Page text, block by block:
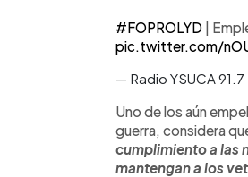
#FOPROLYD |
pic.twitter.com/
— Radio YSUCA
Uno de los aún
guerra, considera
cumplimiento a las
mantengan a los